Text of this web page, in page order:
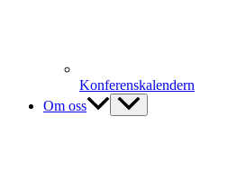
Konferenskalendern
Om oss